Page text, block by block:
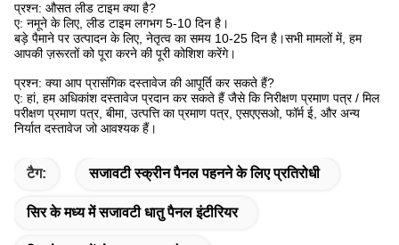
प्रश्न: औसत लीड टाइम क्या है?
ए: नमूने के लिए, लीड टाइम लगभग 5-10 दिन है।
बड़े पैमाने पर उत्पादन के लिए, नेतृत्व का समय 10-25 दिन है।सभी मामलों में, हम
आपकी ज़रूरतों को पूरा करने की पूरी कोशिश करेंगे।
प्रश्न: क्या आप प्रासंगिक दस्तावेज की आपूर्ति कर सकते हैं?
ए: हां, हम अधिकांश दस्तावेज प्रदान कर सकते हैं जैसे कि निरीक्षण प्रमाण पत्र / मिल
परीक्षण प्रमाण पत्र, बीमा, उत्पत्ति का प्रमाण पत्र, एसएएसओ, फॉर्म ई, और अन्य
निर्यात दस्तावेज जो आवश्यक हैं।
टैग: सजावटी स्क्रीन पैनल पहनने के लिए प्रतिरोधी
सिर के मध्य में सजावटी धातु पैनल इंटीरियर